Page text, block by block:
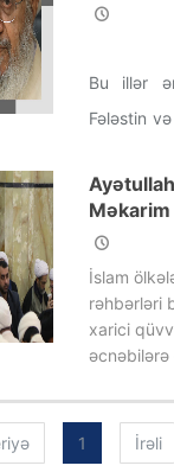
Livan
Bu illər
Fələstin
müdrik
səmimi
vaxt
həmişə
Məkarim
Livan və
təhlili
İslam
rəhbərləri
xarici
Onlar öz
güvənməli,
xidmət
1 İrəli